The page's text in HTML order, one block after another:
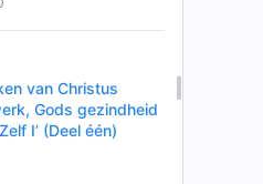
van Christus
Gods gezindheid
I’ (Deel één)